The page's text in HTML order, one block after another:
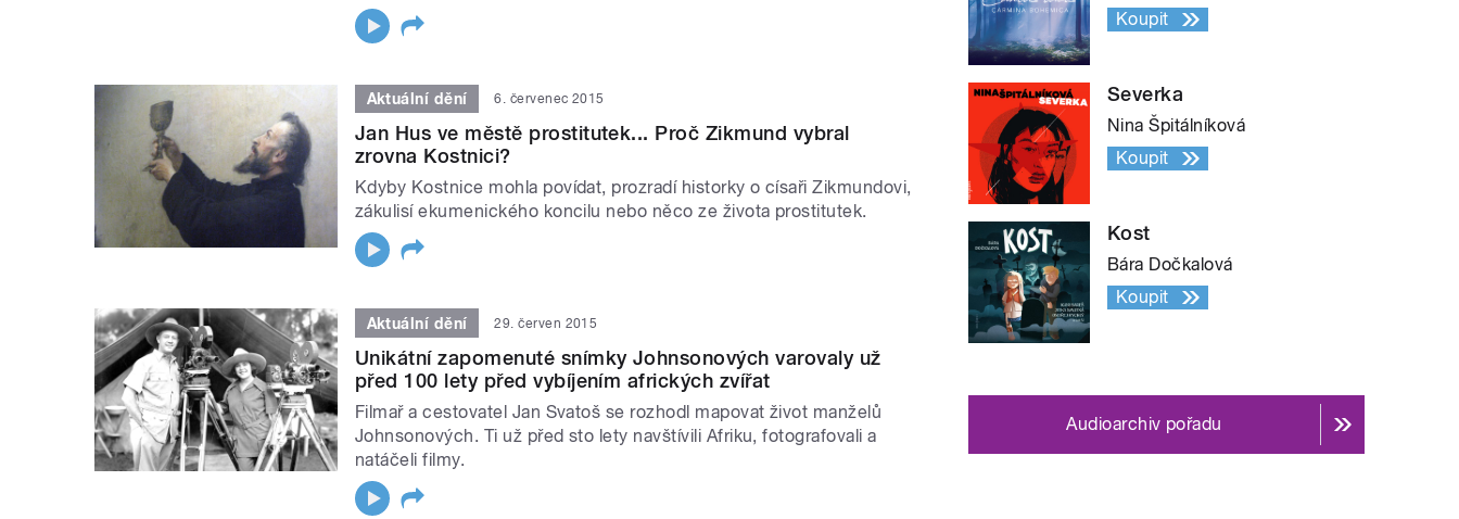
Aktuální dění 6. červenec 2015
Jan Hus ve městě prostitutek... Proč Zikmund vybral
zrovna Kostnici?
Kdyby Kostnice mohla povídat, prozradí historky o císaři Zikmundovi,
zákulisí ekumenického koncilu nebo něco ze života prostitutek.
Aktuální dění 29. červen 2015
Unikátní zapomenuté snímky Johnsonových varovaly už
před 100 lety před vybíjením afrických zvířat
Filmař a cestovatel Jan Svatoš se rozhodl mapovat život manželů
Johnsonových. Ti už před sto lety navštívili Afriku, fotografovali a
natáčeli filmy.
Koupit
Severka
Nina Špitálníková
Koupit
Kost
Bára Dočkalová
Koupit
Audioarchiv pořadu